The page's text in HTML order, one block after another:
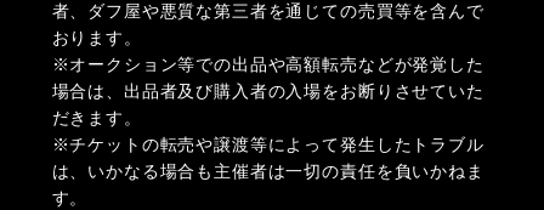
者、ダフ屋や悪質な第三者を通じての売買等を含んで
おります。
※オークション等での出品や高額転売などが発覚した
場合は、出品者及び購入者の入場をお断りさせていた
だきます。
※チケットの転売や譲渡等によって発生したトラブル
は、いかなる場合も主催者は一切の責任を負いかねま
す。